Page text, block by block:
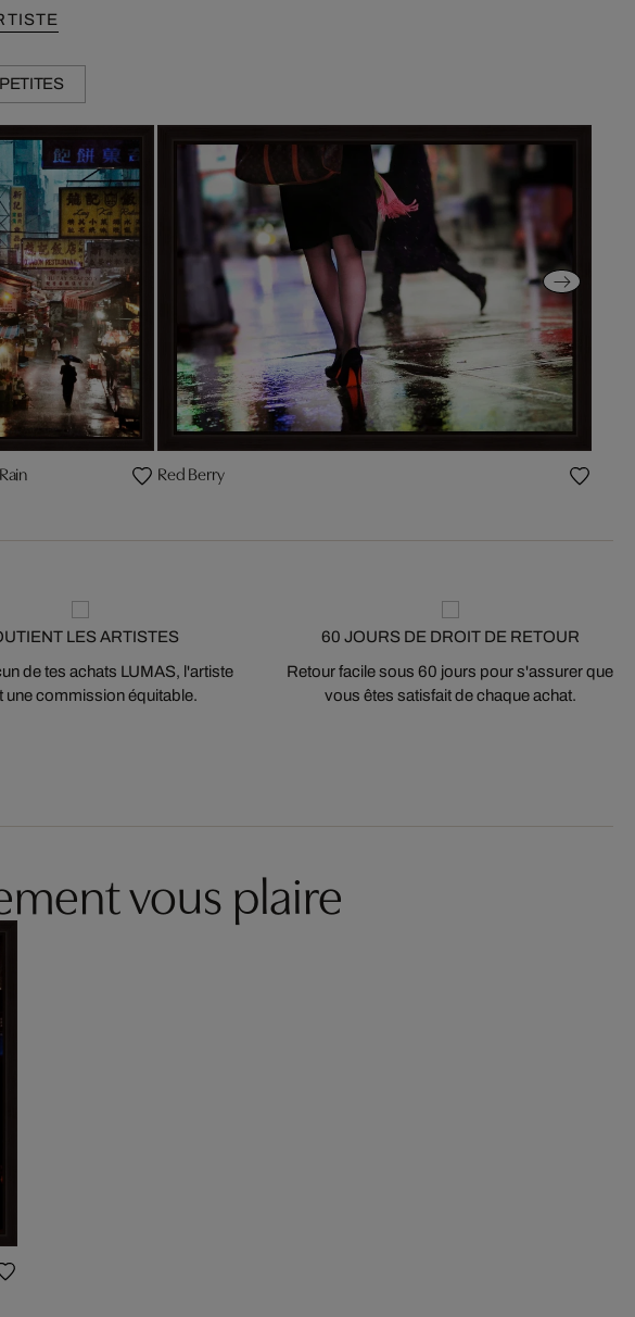
PETITES
Red Berry
LES ARTISTES
de tes achats LUMAS, l'artiste
une commission équitable.
60 JOURS DE DROIT DE RETOUR
Retour facile sous 60 jours pour s'assurer que
vous êtes satisfait de chaque achat.
vous plaire